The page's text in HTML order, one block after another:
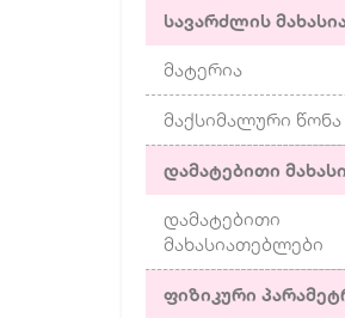
სავარძლის
მატერია
მაქსიმალური წონა
დამატებითი
დამატებითი
მახასიათებლები
ფიზიკური